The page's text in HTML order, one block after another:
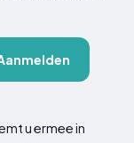
u ermee in